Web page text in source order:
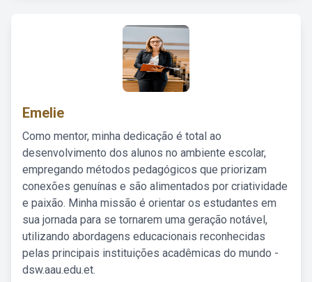
Emelie
Como mentor, minha dedicação é total ao
desenvolvimento dos alunos no ambiente escolar,
empregando métodos pedagógicos que priorizam
conexões genuínas e são alimentados por criatividade
e paixão. Minha missão é orientar os estudantes em
sua jornada para se tornarem uma geração notável,
utilizando abordagens educacionais reconhecidas
pelas principais instituições acadêmicas do mundo -
dsw.aau.edu.et.